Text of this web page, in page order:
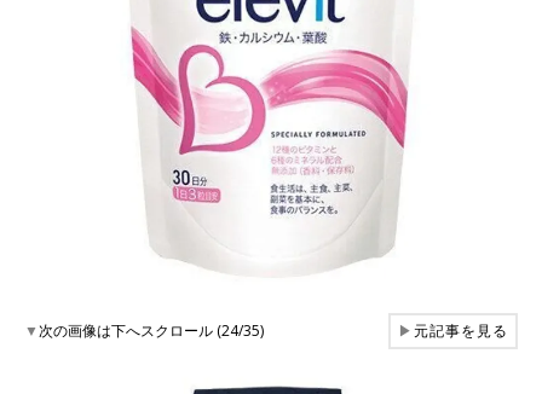
▼次の画像は下へスクロール (24/35) ▶元記事を見る